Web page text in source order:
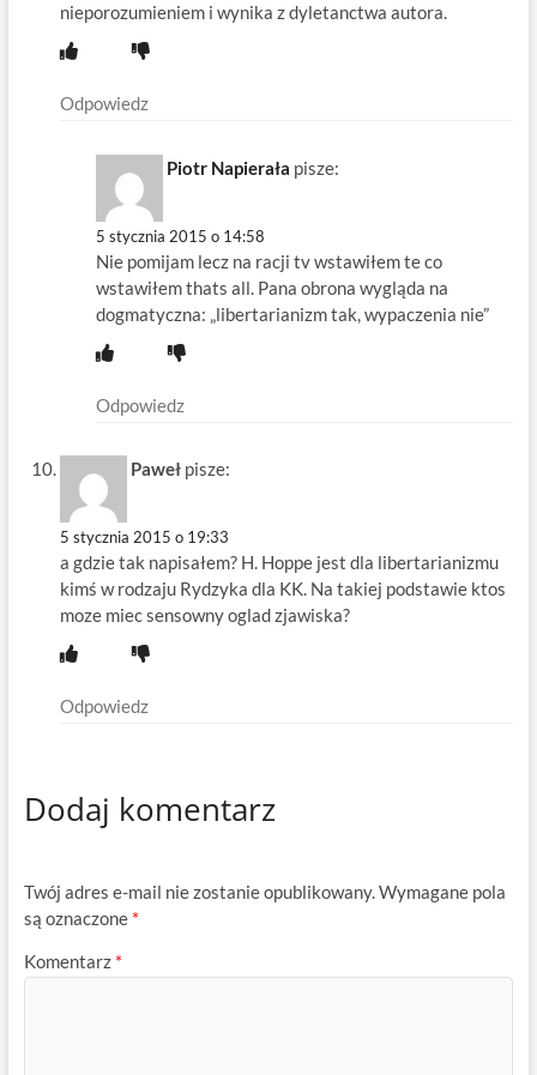
nieporozumieniem i wynika z dyletanctwa autora.
Odpowiedz
Piotr Napierała pisze:
5 stycznia 2015 o 14:58
Nie pomijam lecz na racji tv wstawiłem te co
wstawiłem thats all. Pana obrona wygląda na
dogmatyczna: „libertarianizm tak, wypaczenia nie”
Odpowiedz
Paweł pisze:
5 stycznia 2015 o 19:33
a gdzie tak napisałem? H. Hoppe jest dla libertarianizmu
kimś w rodzaju Rydzyka dla KK. Na takiej podstawie ktos
moze miec sensowny oglad zjawiska?
Odpowiedz
Dodaj komentarz
Twój adres e-mail nie zostanie opublikowany.Wymagane pola
są oznaczone *
Komentarz *